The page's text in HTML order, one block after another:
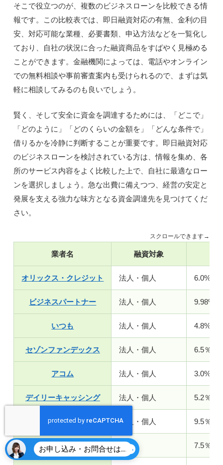
そこで役立つのが、複数のビジネスローンを比較できる情
報です。この比較表では、即日融資対応の有無、金利の目
安、対応可能な業種、必要書類、申込方法などを一覧化し
ており、自社の状況に合った融資商品をすばやく見極める
ことができます。金融機関によっては、電話やオンライン
での無料相談や事前審査案内も受けられるので、まずは気
軽に相談してみるのも良いでしょう。
賢く、そして安全に資金を調達するためには、「どこで」
「どのように」「どのくらいの金額を」「どんな条件で」
借りるかを冷静に判断することが重要です。即日融資対応
のビジネスローンを検討されている方は、情報を集め、各
所のサービス内容をよく比較した上で、自社に最適なロー
ンを選択しましょう。急な出費に備えつつ、経営の安定と
発展を支える強力な味方となる資金調達先を見つけてくだ
さい。
スクロールできます→
業者名 融資対象
オリックス・クレジット 法人・個人 6.0%〜
ビジネスパートナー 法人・個人 9.98%
いつも 法人・個人 4.8%～
セゾンファンデックス 法人・個人 6.5％～
アコム 法人・個人 3.0%～
デイリーキャッシング 法人・個人 5.2％～
株式会社オージェイ 法人・個人 9.5％～
アクトウィル 法人 7.5％～
お申し込み・お問合せはこちら